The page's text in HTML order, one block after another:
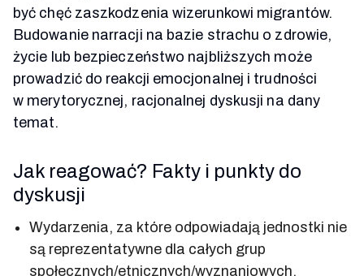
być chęć zaszkodzenia wizerunkowi migrantów.
Budowanie narracji na bazie strachu o zdrowie,
życie lub bezpieczeństwo najbliższych może
prowadzić do reakcji emocjonalnej i trudności
w merytorycznej, racjonalnej dyskusji na dany
temat.
Jak reagować? Fakty i punkty do
dyskusji
Wydarzenia, za które odpowiadają jednostki nie
są reprezentatywne dla całych grup
społecznych/etnicznych/wyznaniowych.